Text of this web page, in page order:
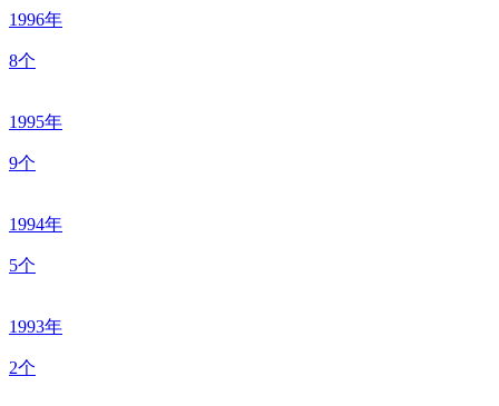
1996年
8个
1995年
9个
1994年
5个
1993年
2个